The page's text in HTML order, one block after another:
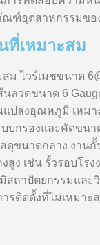
ฑ์อุตสาหกรรมขอ
ที่เหมาะสม
ม ไวร์เมชขนาด
นลวดขนาด 6
แปลงอุณหภูมิ เห
บกรองและคัดขนา
ดุขนาดกลาง งาน
ง เช่น รั้วรอบโร
สถาปัตยกรรมแล
รติดตั้งที่ไม่เหมา